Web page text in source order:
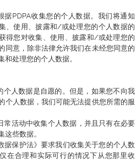
据PDPA收集您的个人数据。我们将通知
、使用、披露和/或处理您的个人数据的
得您对收集、使用、披露和/或处理您的
同意，除非法律允许我们在未经您同意的
和处理您的个人数据。
个人数据是自愿的。但是，如果您不向我
个人数据，我们可能无法提供您所需的服
常活动中收集个人数据，并且只有在必要
这些数据。
据保护法》要求我们收集关于您的个人数
在合理和实际可行的情况下从您那里收